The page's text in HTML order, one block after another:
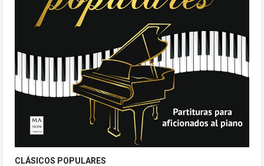
CLÁSICOS POPULARES